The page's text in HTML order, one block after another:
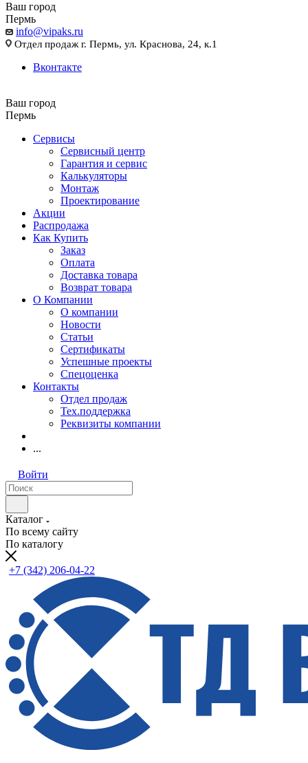
Ваш город
Пермь
info@vipaks.ru
Отдел продаж г. Пермь, ул. Краснова, 24, к.1
Вконтакте
Ваш город
Пермь
Сервисы
Сервисный центр
Гарантия и сервис
Калькуляторы
Монтаж
Проектирование
Акции
Распродажа
Как Купить
Заказ
Оплата
Доставка товара
Возврат товара
О Компании
О компании
Новости
Статьи
Сертификаты
Успешные проекты
Спецоценка
Контакты
Отдел продаж
Тех.поддержка
Реквизиты компании
...
Войти
Каталог
По всему сайту
По каталогу
+7 (342) 206-04-22